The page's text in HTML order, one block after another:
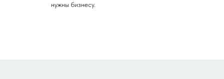
нужны бизнесу.